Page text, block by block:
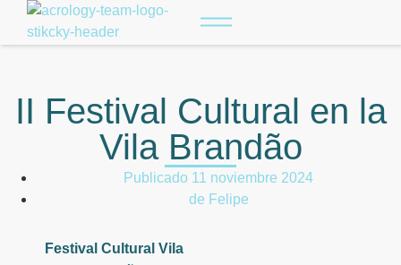
II Festival Cultural en la
Vila Brandão
Publicado 11 noviembre 2024
de Felipe
Festival Cultural Vila